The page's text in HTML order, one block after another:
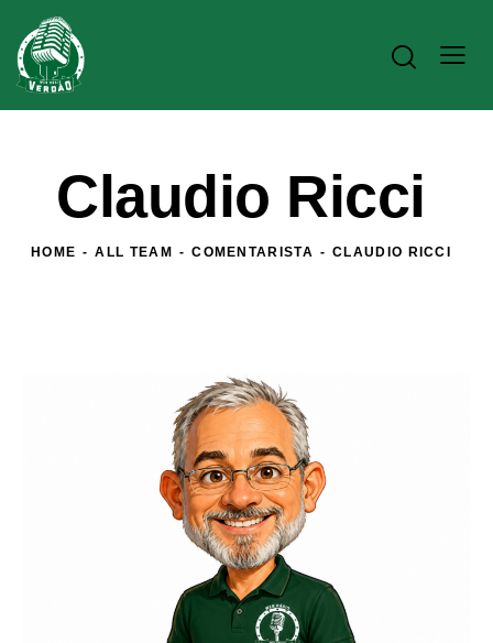
Claudio Ricci
HOME ALL TEAM COMENTARISTA CLAUDIO RICCI